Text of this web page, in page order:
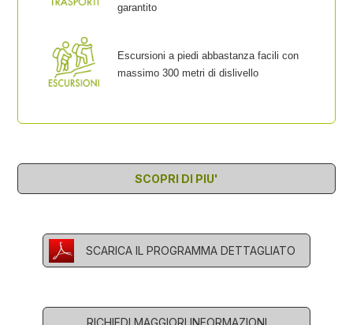
garantito
Escursioni a piedi abbastanza facili con
massimo 300 metri di dislivello
SCOPRI DI PIU'
SCARICA IL PROGRAMMA DETTAGLIATO